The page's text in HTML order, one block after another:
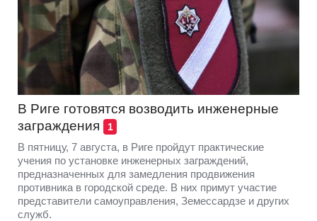
В Риге готовятся возводить инженерные
заграждения
1
В пятницу, 7 августа, в Риге пройдут практические
учения по установке инженерных заграждений,
предназначенных для замедления продвижения
противника в городской среде. В них примут участие
представители самоуправления, Земессардзе и других
служб.